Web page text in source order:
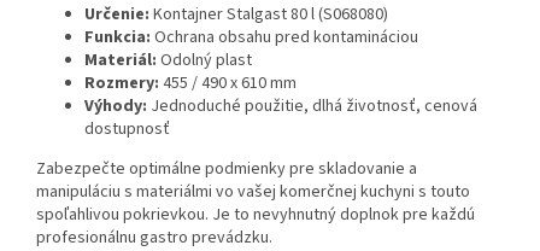
Určenie: Kontajner Stalgast 80 l (S068080)
Funkcia: Ochrana obsahu pred kontamináciou
Materiál: Odolný plast
Rozmery: 455 / 490 x 610 mm
Výhody: Jednoduché použitie, dlhá životnosť, cenová
dostupnosť
Zabezpečte optimálne podmienky pre skladovanie a
manipuláciu s materiálmi vo vašej komerčnej kuchyni s touto
spoľahlivou pokrievkou. Je to nevyhnutný doplnok pre každú
profesionálnu gastro prevádzku.